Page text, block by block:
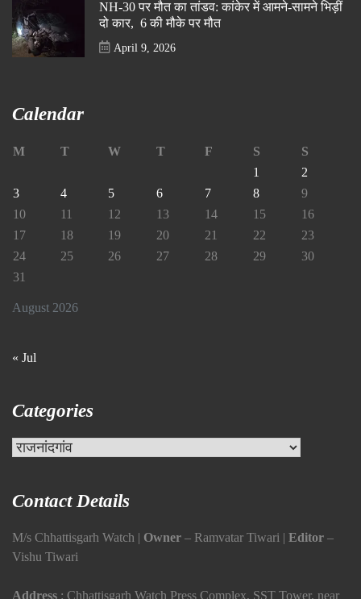
NH-30 पर मौत का तांडव: कांकेर में आमने-सामने भिड़ीं
दो कार, 6 की मौके पर मौत
April 9, 2026
Calendar
August 2026
M T W T F S
S
1
2
3
4 5 6 7 8
9
10
11 12 13 14 15
16
17
18 19 20 21 22
23
24
25 26 27 28 29
30
31
« Jul
Categories
Categories
Contact Details
M/s Chhattisgarh Watch | Owner – Ramvatar Tiwari | Editor –
Vishu Tiwari
Address : Chhattisgarh Watch Press Complex, SST Tower, near